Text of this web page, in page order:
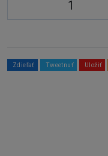
Zdieľať Tweetnuť Uložiť